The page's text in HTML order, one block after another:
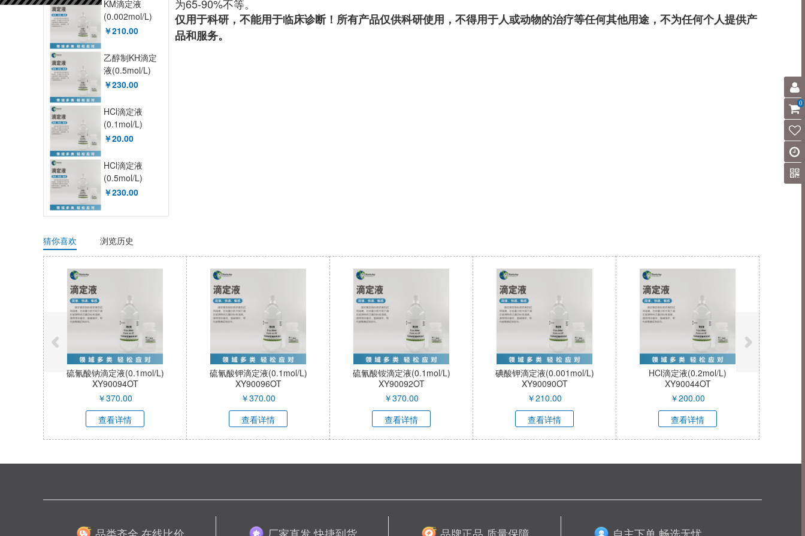
KM滴定液
(0.002mol/L)
XY90026OT
￥210.00
乙醇制KH滴定
液(0.5mol/L)
XY90005OT
￥230.00
HCl滴定液
(0.1mol/L)
XY90043OT
￥20.00
HCl滴定液
(0.5mol/L)
XY90045OT
￥230.00
为65-90%不等。
仅用于科研，不能用于临床诊断！所有产品仅供科研使用，不得用于人或动物的治疗等任何其他用途，不为任何个人提供产
品和服务。
猜你喜欢 浏览历史
硫氰酸钠滴定液(0.1mol/L)
XY90094OT
￥370.00
查看详情
硫氰酸钾滴定液(0.1mol/L)
XY90096OT
￥370.00
查看详情
硫氰酸铵滴定液(0.1mol/L)
XY90092OT
￥370.00
查看详情
碘酸钾滴定液(0.001mol/L)
XY90090OT
￥210.00
查看详情
HCl滴定液(0.2mol/L)
XY90044OT
￥200.00
查看详情
0